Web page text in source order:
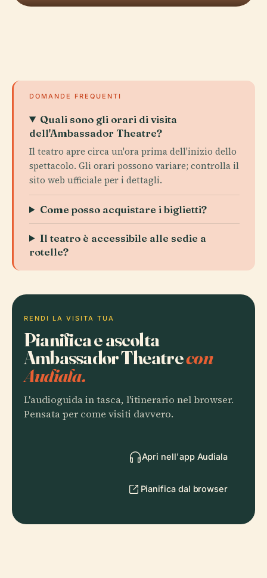
DOMANDE FREQUENTI
Quali sono gli orari di visita
dell'Ambassador Theatre?
Il teatro apre circa un'ora prima dell'inizio dello
spettacolo. Gli orari possono variare; controlla il
sito web ufficiale per i dettagli.
Come posso acquistare i biglietti?
Il teatro è accessibile alle sedie a
rotelle?
RENDI LA VISITA TUA
Pianifica e ascolta
Ambassador Theatrecon
Audiala.
L'audioguida in tasca, l'itinerario nel browser.
Pensata per come visiti davvero.
Apri nell'app Audiala
Pianifica dal browser